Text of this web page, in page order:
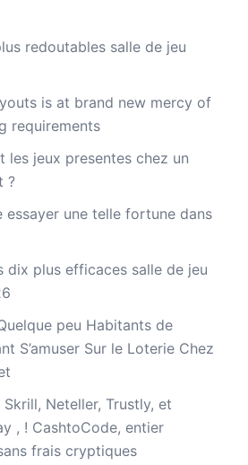
redoutables salle de jeu
is at brand new mercy of
requirements
les jeux presentes chez un
?
essayer une telle fortune dans
dix plus efficaces salle de jeu
peu Habitants de
S’amuser Sur le Loterie Chez
Neteller, Trustly, et
, ! CashtoCode, entier
frais cryptiques